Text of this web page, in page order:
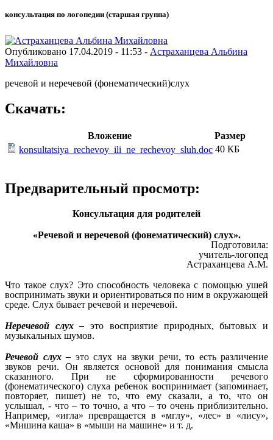
консультация по логопедии (старшая группа)
Опубликовано 17.04.2019 - 11:53 - Астраханцева Альбина
Михайловна
речевой и неречевой (фонематический)слух
Скачать:
Вложение
Размер
konsultatsiya_rechevoy_ili_ne_rechevoy_sluh.doc 40 КБ
Предварительный просмотр:
Консультация для родителей
«Речевой и неречевой (фонематический) слух».
Подготовила:
учитель-логопед
Астраханцева А.М.
Что такое слух? Это способность человека с помощью ушей
воспринимать звуки и ориентироваться по ним в окружающей
среде. Слух бывает речевой и неречевой.
Неречевой слух –это восприятие природных, бытовых и
музыкальных шумов.
Речевой слух – это слух на звуки речи, то есть различение
звуков речи. Он является основой для понимания смысла
сказанного. При не сформированности речевого
(фонематического) слуха ребенок воспринимает (запоминает,
повторяет, пишет) не то, что ему сказали, а то, что он
услышал, - что – то точно, а что – то очень приблизительно.
Например, «игла» превращается в «мглу», «лес» в «лису»,
«Мишина каша» в «мыши на машине» и т. д.